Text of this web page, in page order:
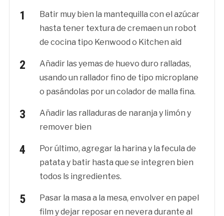
Batir muy bien la mantequilla con el azúcar
hasta tener textura de cremaen un robot
de cocina tipo Kenwood o Kitchen aid
Añadir las yemas de huevo duro ralladas,
usando un rallador fino de tipo microplane
o pasándolas por un colador de malla fina.
Añadir las ralladuras de naranja y limón y
remover bien
Por último, agregar la harina y la fecula de
patata y batir hasta que se integren bien
todos ls ingredientes.
Pasar la masa a la mesa, envolver en papel
film y dejar reposar en nevera durante al